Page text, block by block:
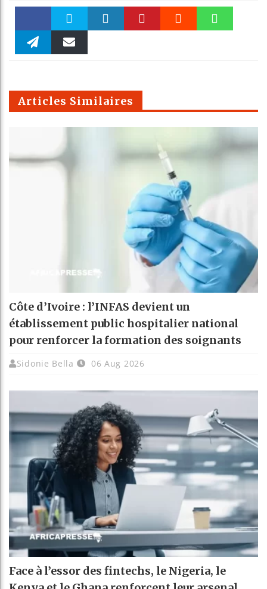
Faceboo Twitter
m
Articles Similaires
Côte d’Ivoire : l’INFAS devient un
établissement public hospitalier national
pour renforcer la formation des soignants
Sidonie Bella 06 Aug 2026
Face à l’essor des fintechs, le Nigeria, le